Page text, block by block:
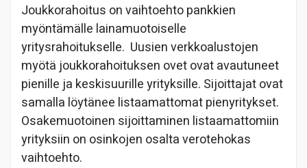
Joukkorahoitus on vaihtoehto pankkien
myöntämälle lainamuotoiselle
yritysrahoitukselle. Uusien verkkoalustojen
myötä joukkorahoituksen ovet ovat avautuneet
pienille ja keskisuurille yrityksille. Sijoittajat ovat
samalla löytänee listaamattomat pienyritykset.
Osakemuotoinen sijoittaminen listaamattomiin
yrityksiin on osinkojen osalta verotehokas
vaihtoehto.